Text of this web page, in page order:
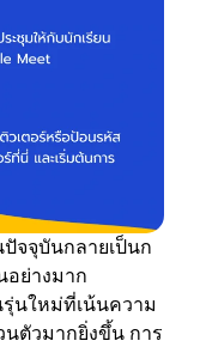
จจุบันกลายเป็นก
อย่างมาก
นใหม่ที่เน้นความ
นตัวมากยิ่งขึ้น การ